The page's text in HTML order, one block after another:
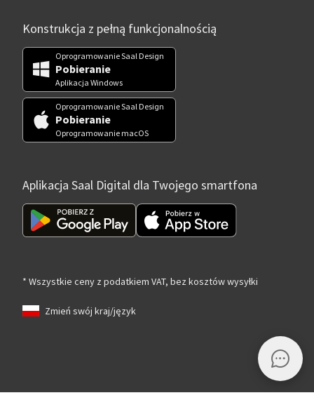
Konstrukcja z pełną funkcjonalnością
Oprogramowanie Saal Design
Pobieranie
Aplikacja Windows
Oprogramowanie Saal Design
Pobieranie
Oprogramowanie macOS
Aplikacja Saal Digital dla Twojego smartfona
* Wszystkie ceny z podatkiem VAT, bez kosztów wysyłki
Zmień swój kraj/język